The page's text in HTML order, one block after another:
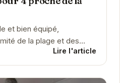
et bien équipé,
de la plage et des
un séjour en famille ou
Lire l'article